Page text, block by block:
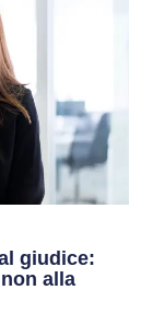
giudice:
alla